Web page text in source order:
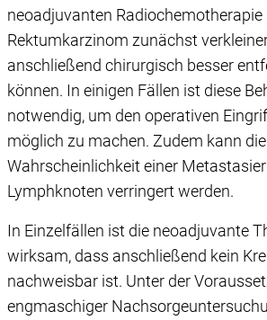
neoadjuvanten Radiochemotherapie
Rektumkarzinom zunächst
anschließend chirurgisch besser
können. In einigen Fällen ist diese
notwendig, um den operativen
möglich zu machen. Zudem kann die
Wahrscheinlichkeit einer
Lymphknoten verringert werden.
In Einzelfällen ist die neoadjuvante
wirksam, dass anschließend kein
nachweisbar ist. Unter der
engmaschiger